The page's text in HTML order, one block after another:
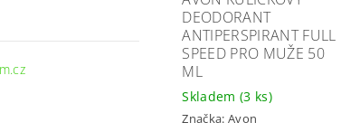
DEODORANT
ANTIPERSPIRANT FULL
SPEED PRO MUŽE 50
ML
Skladem (3 ks)
Značka: Avon